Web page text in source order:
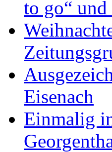
to go“
Eisenach
Einmalig